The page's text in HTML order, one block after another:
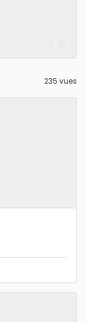
235 vues